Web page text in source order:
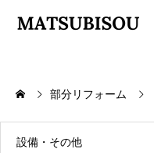
トップページ
部分リフォーム
設備・その他